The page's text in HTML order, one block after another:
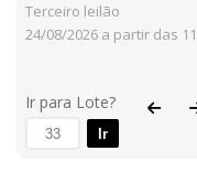
Terceiro leilão
24/08/2026 a partir das
Ir para Lote?
Ir